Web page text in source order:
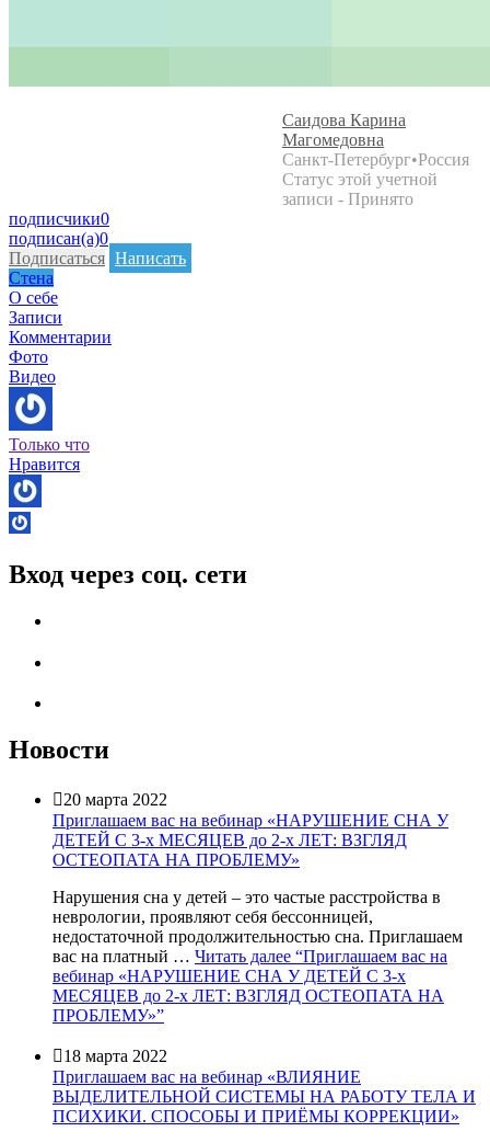
Саидова Карина
Магомедовна
Санкт-Петербург•Россия
Статус этой учетной
записи - Принято
подписчики0
подписан(а)0
Подписаться Написать
Стена
О себе
Записи
Комментарии
Фото
Видео
Только что
Нравится
Вход через соц. сети
Новости
20 марта 2022
Приглашаем вас на вебинар «НАРУШЕНИЕ СНА У
ДЕТЕЙ С 3-х МЕСЯЦЕВ до 2-х ЛЕТ: ВЗГЛЯД
ОСТЕОПАТА НА ПРОБЛЕМУ»
Нарушения сна у детей – это частые расстройства в
неврологии, проявляют себя бессонницей,
недостаточной продолжительностью сна. Приглашаем
вас на платный … Читать далее “Приглашаем вас на
вебинар «НАРУШЕНИЕ СНА У ДЕТЕЙ С 3-х
МЕСЯЦЕВ до 2-х ЛЕТ: ВЗГЛЯД ОСТЕОПАТА НА
ПРОБЛЕМУ»”
18 марта 2022
Приглашаем вас на вебинар «ВЛИЯНИЕ
ВЫДЕЛИТЕЛЬНОЙ СИСТЕМЫ НА РАБОТУ ТЕЛА И
ПСИХИКИ. СПОСОБЫ И ПРИЁМЫ КОРРЕКЦИИ»